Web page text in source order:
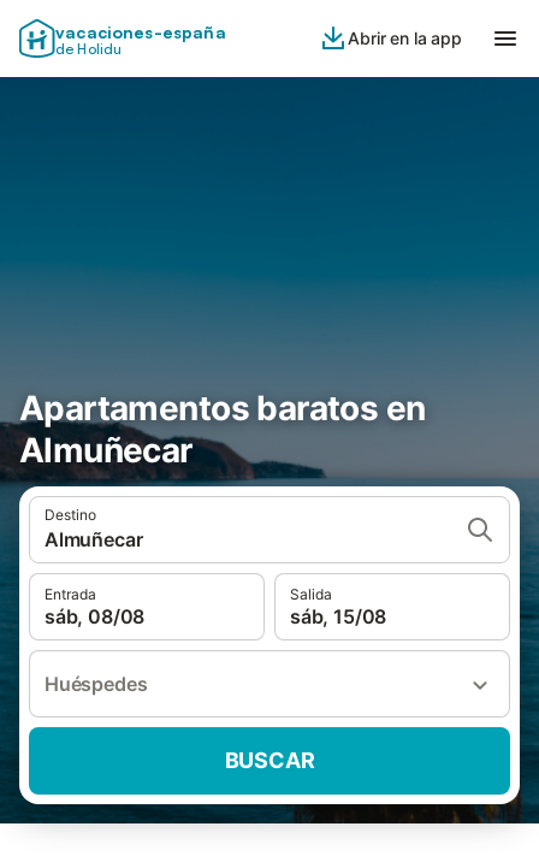
vacaciones-españa
de Holidu
Abrir en la app
Apartamentos baratos en
Almuñecar
Destino
Almuñecar
Entrada
sáb, 08/08
Salida
sáb, 15/08
Huéspedes
BUSCAR